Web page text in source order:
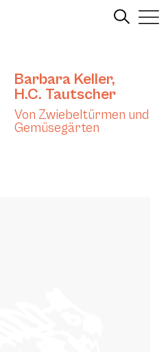
Barbara Keller,
H.C. Tautscher
Von Zwiebeltürmen und
Gemüsegärten